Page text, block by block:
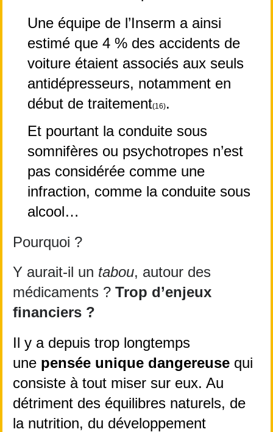
Une équipe de l’Inserm a ainsi
estimé que 4 % des accidents de
voiture étaient associés aux seuls
antidépresseurs, notamment en
début de traitement(16).
Et pourtant la conduite sous
somnifères ou psychotropes n’est
pas considérée comme une
infraction, comme la conduite sous
alcool…
Pourquoi ?
Y aurait-il un tabou, autour des
médicaments ? Trop d’enjeux
financiers ?
Il y a depuis trop longtemps
une pensée unique dangereuse qui
consiste à tout miser sur eux. Au
détriment des équilibres naturels, de
la nutrition, du développement